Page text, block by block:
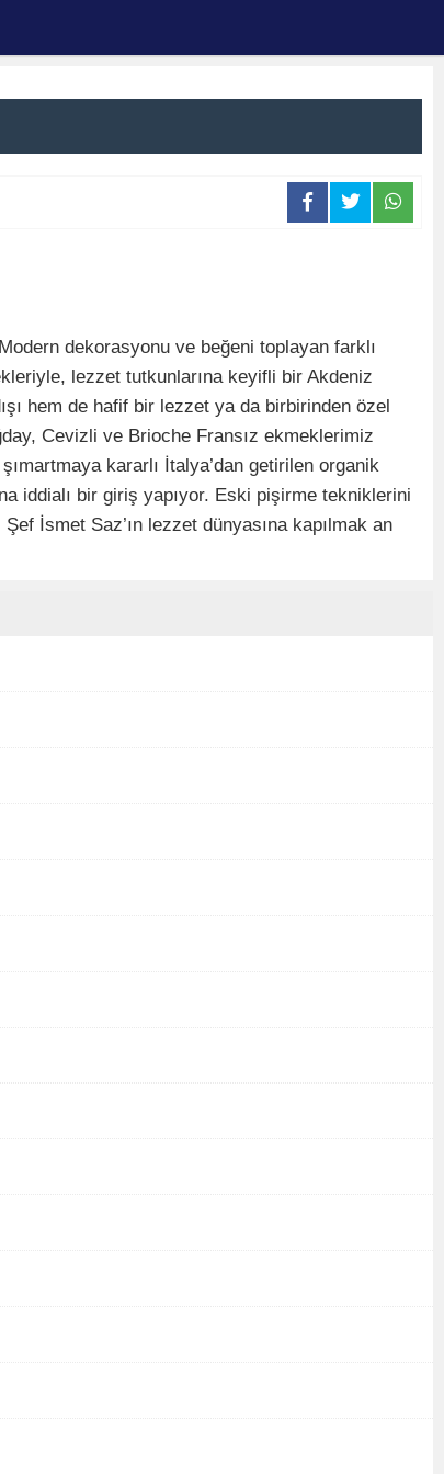
dekorasyonu ve beğeni toplayan farklı
lezzet tutkunlarına keyifli bir Akdeniz
hem de hafif bir lezzet ya da birbirinden özel
Cevizli ve Brioche Fransız ekmeklerimiz
kararlı İtalya’dan getirilen organik
iddialı bir giriş yapıyor. Eski pişirme tekniklerini
İsmet Saz’ın lezzet dünyasına kapılmak an